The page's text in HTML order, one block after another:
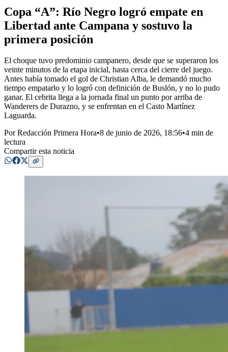
Copa “A”: Río Negro logró empate en
Libertad ante Campana y sostuvo la
primera posición
El choque tuvo predominio campanero, desde que se superaron los
veinte minutos de la etapa inicial, hasta cerca del cierre del juego.
Antes había tomado el gol de Christian Alba, le demandó mucho
tiempo empatarlo y lo logró con definición de Buslón, y no lo pudo
ganar. El cebrita llega a la jornada final un punto por arriba de
Wanderers de Durazno, y se enfrentan en el Casto Martínez
Laguarda.
PorRedacción Primera Hora•8 de junio de 2026, 18:56•4 min de
lectura
Compartir esta noticia